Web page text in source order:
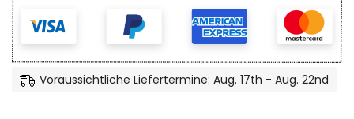
Voraussichtliche Liefertermine: Aug. 17th - Aug. 22nd